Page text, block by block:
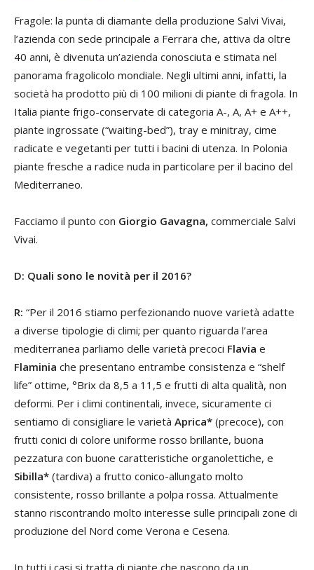
Fragole: la punta di diamante della produzione Salvi Vivai,
l’azienda con sede principale a Ferrara che, attiva da oltre
40 anni, è divenuta un’azienda conosciuta e stimata nel
panorama fragolicolo mondiale. Negli ultimi anni, infatti, la
società ha prodotto più di 100 milioni di piante di fragola. In
Italia piante frigo-conservate di categoria A-, A, A+ e A++,
piante ingrossate (“waiting-bed”), tray e minitray, cime
radicate e vegetanti per tutti i bacini di utenza. In Polonia
piante fresche a radice nuda in particolare per il bacino del
Mediterraneo.
Facciamo il punto con Giorgio Gavagna, commerciale Salvi
Vivai.
D: Quali sono le novità per il 2016?
R: “Per il 2016 stiamo perfezionando nuove varietà adatte
a diverse tipologie di climi; per quanto riguarda l’area
mediterranea parliamo delle varietà precoci Flavia e
Flaminia che presentano entrambe consistenza e “shelf
life” ottime, °Brix da 8,5 a 11,5 e frutti di alta qualità, non
deformi. Per i climi continentali, invece, sicuramente ci
sentiamo di consigliare le varietà Aprica* (precoce), con
frutti conici di colore uniforme rosso brillante, buona
pezzatura con buone caratteristiche organolettiche, e
Sibilla* (tardiva) a frutto conico-allungato molto
consistente, rosso brillante a polpa rossa. Attualmente
stanno riscontrando molto interesse sulle principali zone di
produzione del Nord come Verona e Cesena.